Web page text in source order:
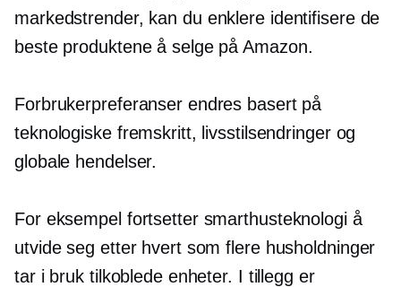
markedstrender, kan du enklere identifisere de
beste produktene å selge på Amazon.
Forbrukerpreferanser endres basert på
teknologiske fremskritt, livsstilsendringer og
globale hendelser.
For eksempel fortsetter smarthusteknologi å
utvide seg etter hvert som flere husholdninger
tar i bruk tilkoblede enheter. I tillegg er